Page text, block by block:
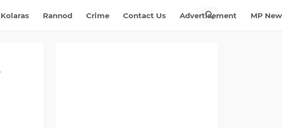
Kolaras Rannod Crime Contact Us Advertisement MP